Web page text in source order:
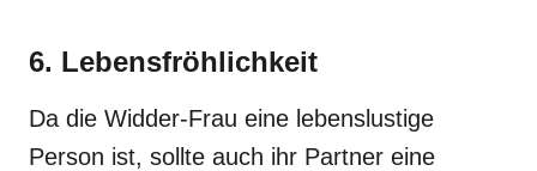
6. Lebensfröhlichkeit
Da die Widder-Frau eine lebenslustige
Person ist, sollte auch ihr Partner eine